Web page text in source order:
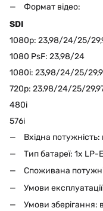
Формат відео:
SDI
1080p: 23,98/24/25/
1080 PsF: 23,98/24
1080i: 23,98/24/25/
720p: 23,98/24/25/
480i
576i
Вхідна
Тип батареї: 1x LP-
Споживана
Умови
Умови зберігання: